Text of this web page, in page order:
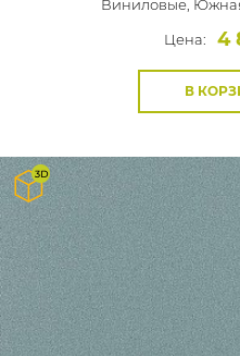
Виниловые,
Цена:
4
В